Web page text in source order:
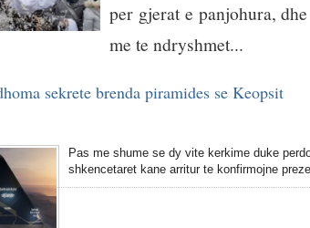
per gjerat e panjohura,
me te ndryshmet...
sekrete brenda piramides se Keopsit
Pas me shume se dy vite kerkime duke
shkencetaret kane arritur te konfirmojne